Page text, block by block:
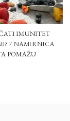
IMUNITET
7 NAMIRNICA
POMAŽU